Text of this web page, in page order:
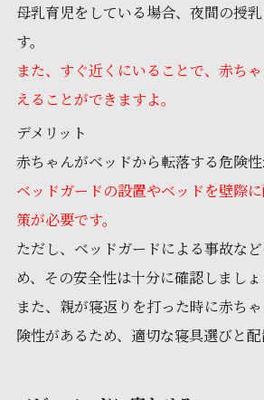
母乳育児をしている場合、夜間の授
す。
また、すぐ近くにいることで、赤ち
えることができますよ。
デメリット
赤ちゃんがベッドから転落する危険性
ベッドガードの設置やベッドを壁際
策が必要です。
ただし、ベッドガードによる事故な
め、その安全性は十分に確認しましょ
また、親が寝返りを打った時に赤ち
険性があるため、適切な寝具選びと配